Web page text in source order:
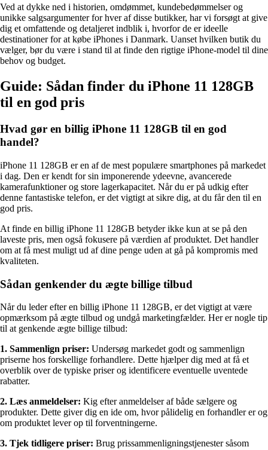
Ved at dykke ned i historien, omdømmet, kundebedømmelser og
unikke salgsargumenter for hver af disse butikker, har vi forsøgt at give
dig et omfattende og detaljeret indblik i, hvorfor de er ideelle
destinationer for at købe iPhones i Danmark. Uanset hvilken butik du
vælger, bør du være i stand til at finde den rigtige iPhone-model til dine
behov og budget.
Guide: Sådan finder du iPhone 11 128GB
til en god pris
Hvad gør en billig iPhone 11 128GB til en god
handel?
iPhone 11 128GB er en af de mest populære smartphones på markedet
i dag. Den er kendt for sin imponerende ydeevne, avancerede
kamerafunktioner og store lagerkapacitet. Når du er på udkig efter
denne fantastiske telefon, er det vigtigt at sikre dig, at du får den til en
god pris.
At finde en billig iPhone 11 128GB betyder ikke kun at se på den
laveste pris, men også fokusere på værdien af produktet. Det handler
om at få mest muligt ud af dine penge uden at gå på kompromis med
kvaliteten.
Sådan genkender du ægte billige tilbud
Når du leder efter en billig iPhone 11 128GB, er det vigtigt at være
opmærksom på ægte tilbud og undgå marketingfælder. Her er nogle tip
til at genkende ægte billige tilbud:
1. Sammenlign priser: Undersøg markedet godt og sammenlign
priserne hos forskellige forhandlere. Dette hjælper dig med at få et
overblik over de typiske priser og identificere eventuelle uventede
rabatter.
2. Læs anmeldelser: Kig efter anmeldelser af både sælgere og
produkter. Dette giver dig en ide om, hvor pålidelig en forhandler er og
om produktet lever op til forventningerne.
3. Tjek tidligere priser: Brug prissammenligningstjenester såsom